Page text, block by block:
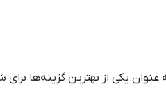
به عنوان یکی از بهترین